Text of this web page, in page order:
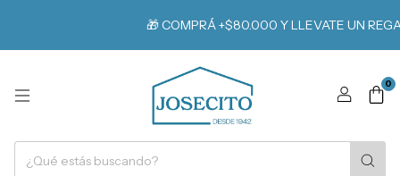
🎁 COMPRÁ +$80.000 Y LLEVATE UN REGALO
0